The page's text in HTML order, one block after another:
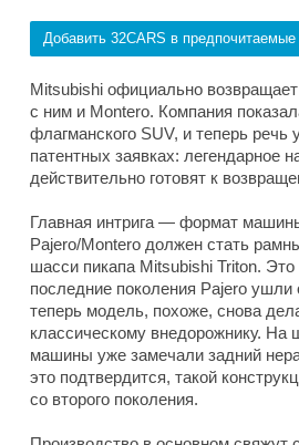
Добавить 32CARS в предпочитаемые
Mitsubishi официально
с ним и Montero. Компания
флагманского SUV, и теперь речь
патентных заявках: легендарное
действительно готовят к
Главная интрига — формат
Pajero/Montero должен стать
шасси пикапа Mitsubishi Triton.
последние поколения Pajero ушли
теперь модель, похоже, снова
классическому внедорожнику. На
машины уже замечали задний
это подтвердится, такой
со второго поколения.